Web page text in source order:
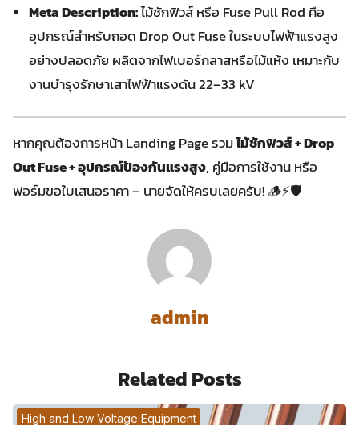
Meta Description:ไม้ชักฟิวส์ หรือ Fuse Pull Rod คือ
อุปกรณ์สำหรับถอด Drop Out Fuse ในระบบไฟฟ้าแรงสูง
อย่างปลอดภัย ผลิตจากไฟเบอร์กลาสหรือไม้แห้ง เหมาะกับ
งานบำรุงรักษาเสาไฟฟ้าแรงดัน 22–33 kV
หากคุณต้องการหน้า Landing Page รวมไม้ชักฟิวส์ + Drop
Out Fuse + อุปกรณ์ป้องกันแรงสูง, คู่มือการใช้งาน หรือ
ฟอร์มขอใบเสนอราคา – นายจัดให้ครบเลยครับ! 🪵⚡🛡️
admin
Related Posts
High and Low Voltage Equipment